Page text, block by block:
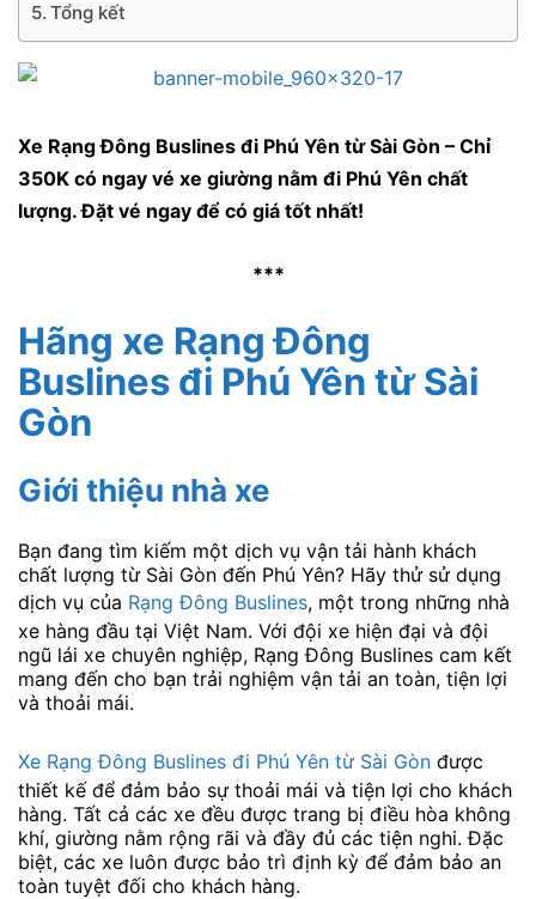
Tổng kết
Xe Rạng Đông Buslines đi Phú Yên từ Sài Gòn – Chỉ
350K có ngay vé xe giường nằm đi Phú Yên chất
lượng. Đặt vé ngay để có giá tốt nhất!
***
Hãng xe Rạng Đông
Buslines đi Phú Yên từ Sài
Gòn
Giới thiệu nhà xe
Bạn đang tìm kiếm một dịch vụ vận tải hành khách
chất lượng từ Sài Gòn đến Phú Yên? Hãy thử sử dụng
dịch vụ của Rạng Đông Buslines, một trong những nhà
xe hàng đầu tại Việt Nam. Với đội xe hiện đại và đội
ngũ lái xe chuyên nghiệp, Rạng Đông Buslines cam kết
mang đến cho bạn trải nghiệm vận tải an toàn, tiện lợi
và thoải mái.
Xe Rạng Đông Buslines đi Phú Yên từ Sài Gòn được
thiết kế để đảm bảo sự thoải mái và tiện lợi cho khách
hàng. Tất cả các xe đều được trang bị điều hòa không
khí, giường nằm rộng rãi và đầy đủ các tiện nghi. Đặc
biệt, các xe luôn được bảo trì định kỳ để đảm bảo an
toàn tuyệt đối cho khách hàng.